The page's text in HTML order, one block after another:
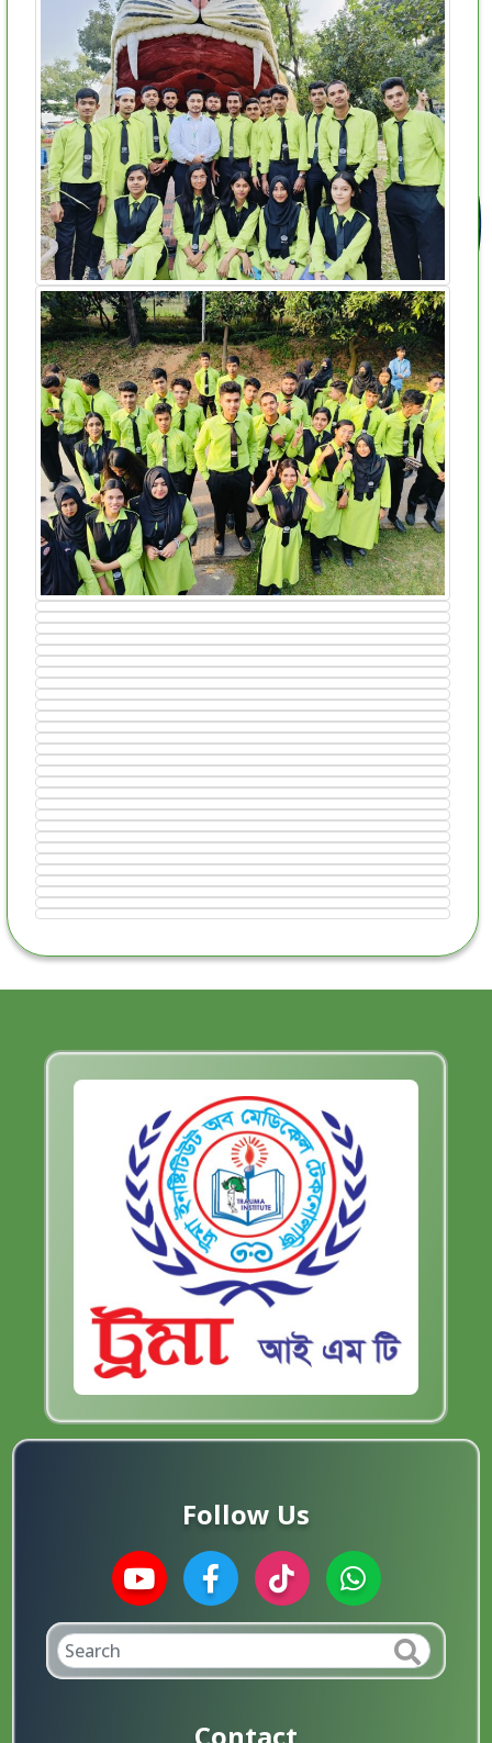
Follow Us